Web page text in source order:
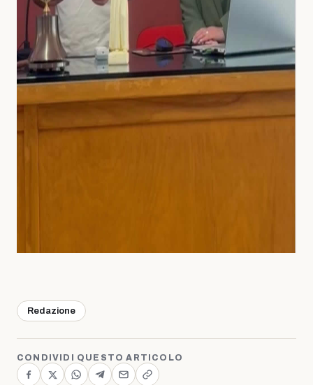
Redazione
CONDIVIDI QUESTO ARTICOLO